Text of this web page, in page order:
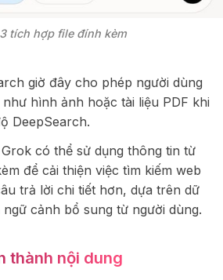
tích hợp file đính kèm
giờ đây cho phép người dùng
hình ảnh hoặc tài liệu PDF khi
DeepSearch.
có thể sử dụng thông tin từ
để cải thiện việc tìm kiếm web
trả lời chi tiết hơn, dựa trên dữ
cảnh bổ sung từ người dùng.
thành nội dung